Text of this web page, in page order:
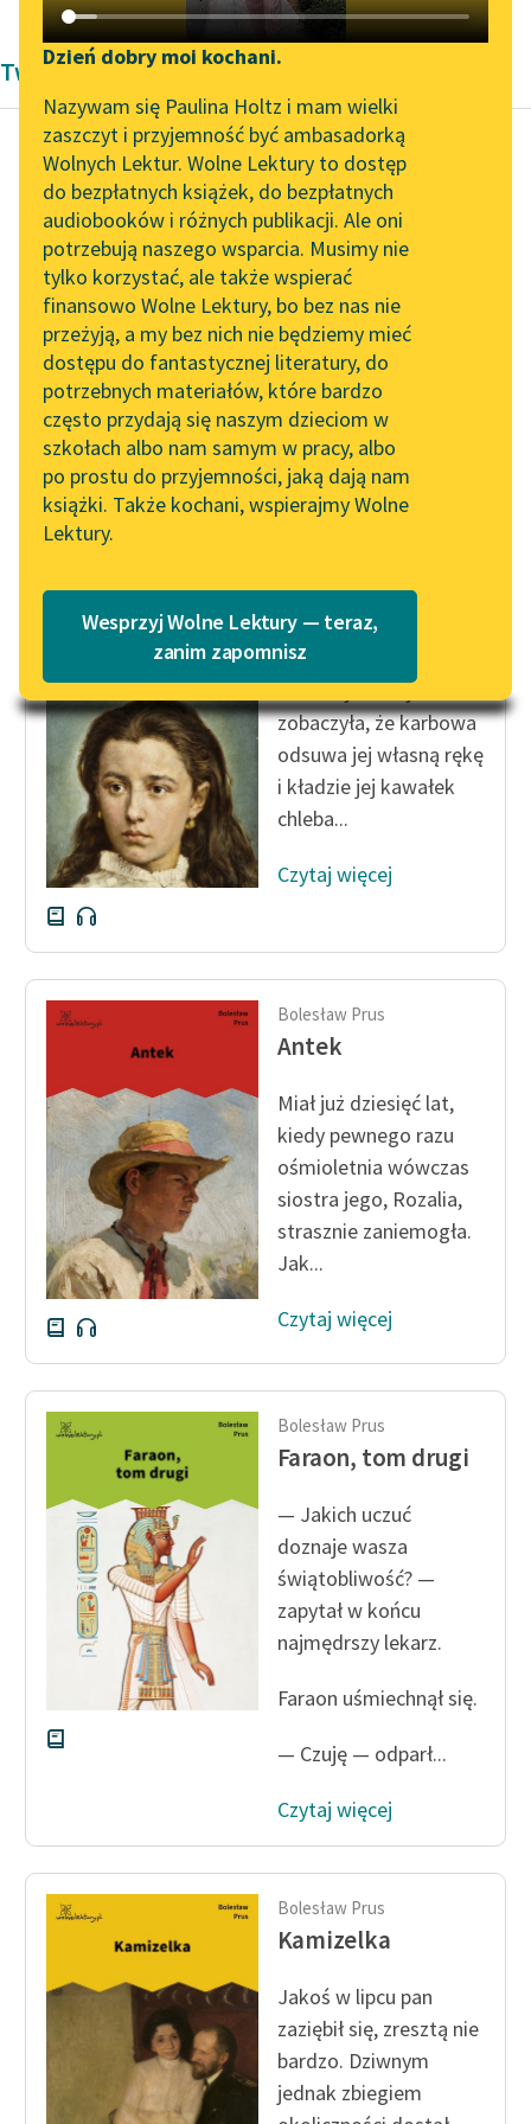
Katalog DAISY
Podkasty o książkach
Zgłoś brak utworu
Aktualności
„Prokurator Alicja Horn”
do słuchania
Byliśmy częścią AI Impact
Lab
Zapraszamy na spotkanie
online z tłumaczkami
literatury skandynawskiej
Spotkanie z Katarzyną
Tunkiel w Oslo
102. lata temu zmarł
Joseph Conrad
Lektury szkolne i klasyka
literatury do słuchania dla
uczennic i uczniów z
niepełnosprawnościami
E-kolekcja lektur
szkolnych i literatury do
słuchania dla uczennic i
uczniów z
niepełnosprawnościami
Feministyczne inspiracje.
skandynawskiej literatury
feministycznej
Kolekcje edukacyjne
twórców przechodzących
do domeny publicznej,
lektur szkolnych oraz
Starego Testamentu
Odkurzamy bohaterów
Szkoła Poezji Wolnych
Lektur
Narzędzia
Mapa Wolnych Lektur
Leśmianator
Przewodnik dla piszących i
czytających
API
OAI-PMH
Widget Wolnych Lektur
Przypisy
Katalog w formacie PDF
O nas
O projekcie
Zasady wykorzystania
Wolnych Lektur
Dane fundacji i
sprawozdania finansowe
Regulamin darowizn
Informacja o treściach
wrażliwych
Deklaracja dostępności
Dzień dobry moi kochani.
Nazywam się Paulina Holtz i mam wielki
zaszczyt i przyjemność być ambasadorką
Wolnych Lektur. Wolne Lektury to dostęp
do bezpłatnych książek, do bezpłatnych
audiobooków i różnych publikacji. Ale oni
potrzebują naszego wsparcia. Musimy nie
tylko korzystać, ale także wspierać
finansowo Wolne Lektury, bo bez nas nie
przeżyją, a my bez nich nie będziemy mieć
dostępu do fantastycznej literatury, do
potrzebnych materiałów, które bardzo
często przydają się naszym dzieciom w
szkołach albo nam samym w pracy, albo
po prostu do przyjemności, jaką dają nam
książki. Także kochani, wspierajmy Wolne
Lektury.
Wesprzyj Wolne Lektury — teraz,
zanim zapomnisz
Twórczość Bolesław Prus
Bolesław Prus
Anielka
W innej gromadce
znajdował się chłop
kołtuniasty, z
czerwonymi jak królik
oczyma. Przy nim
stała...
Czytaj więcej
Anielka
Otworzyła oczy i
zobaczyła, że karbowa
odsuwa jej własną rękę
i kładzie jej kawałek
chleba...
Czytaj więcej
Bolesław Prus
Antek
Miał już dziesięć lat,
kiedy pewnego razu
ośmioletnia wówczas
siostra jego, Rozalia,
strasznie zaniemogła.
Jak...
Czytaj więcej
Bolesław Prus
Faraon, tom drugi
— Jakich uczuć
doznaje wasza
świątobliwość? —
zapytał w końcu
najmędrszy lekarz.
Faraon uśmiechnął się.
— Czuję — odparł...
Czytaj więcej
Bolesław Prus
Kamizelka
Jakoś w lipcu pan
zaziębił się, zresztą nie
bardzo. Dziwnym
jednak zbiegiem